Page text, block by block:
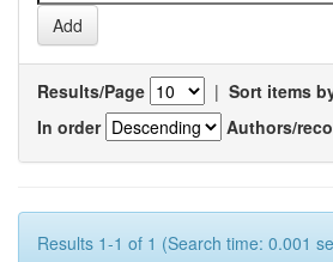
Results/Page | Sort items
In order
Authors/
Results 1-1 of 1 (Search time: 0.001